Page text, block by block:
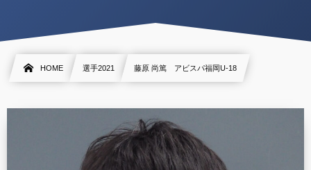
HOME 選手2021 藤原 尚篤 アビスパ福岡U-18